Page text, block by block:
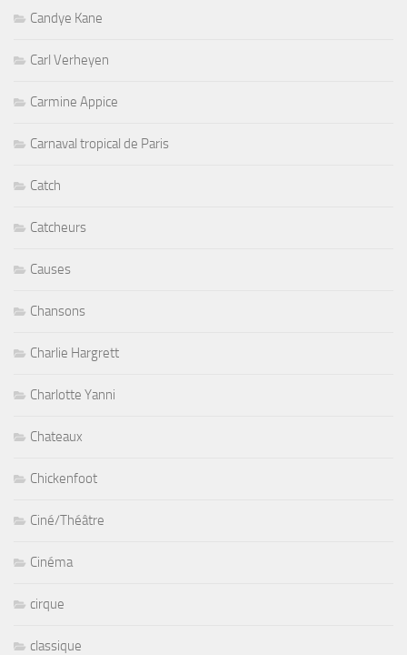
Candye Kane
Carl Verheyen
Carmine Appice
Carnaval tropical de Paris
Catch
Catcheurs
Causes
Chansons
Charlie Hargrett
Charlotte Yanni
Chateaux
Chickenfoot
Ciné/Théâtre
Cinéma
cirque
classique